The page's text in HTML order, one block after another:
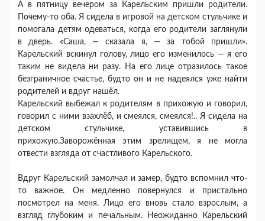
А в пятницу вечером за Карельским пришли родители.
Почему-то оба. Я сидела в игровой на детском стульчике и
помогала детям одеваться, когда его родители заглянули
в дверь. «Саша, — сказала я, — за тобой пришли».
Карельский вскинул голову, лицо его изменилось — я его
таким не видела ни разу. На его лице отразилось такое
безграничное счастье, будто он и не надеялся уже найти
родителей и вдруг нашёл.
Карельский выбежал к родителям в прихожую и говорил,
говорил с ними взахлёб, и смеялся, смеялся!.. Я сидела на
детском стульчике, уставившись в
прихожую.Заворожённая этим зрелищем, я не могла
отвести взгляда от счастливого Карельского.
Вдруг Карельский замолчал и замер, будто вспомнил что-
то важное. Он медленно повернулся и пристально
посмотрел на меня. Лицо его вновь стало взрослым, а
взгляд глубоким и печальным. Неожиданно Карельский